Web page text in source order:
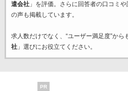
遣会社」を評価。さらに回答者の口コミ
の声も掲載しています。
求人数だけでなく、“ユーザー満足度”から
社」選びにお役立てください。
PR